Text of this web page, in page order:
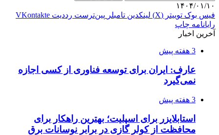
۱۴۰۴/۰۱/۱۰
فیس بوک توییتر (X) لینکدین ‫تامبلر ‫پین‌ترست ‫رددیت ‫VKontakte
رایانامه چاپ
آخرین اخبار
3 هفته پیش
عارف: ایران برای توسعه فناوری از کسی اجازه
نمی‌گیرد
3 هفته پیش
استابلایزر برای اسپلیت؛ بهترین راهکار برای
محافظت از کولر گازی در برابر نوسانات برق